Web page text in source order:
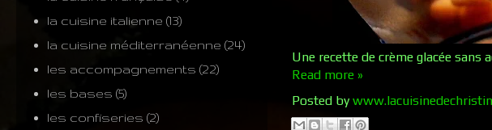
Une recette de crème glacée
Read more »
Posted by
la cuisine italienne (13)
la cuisine méditerranéenne (24)
les accompagnements (22)
les bases (5)
les confiseries (2)